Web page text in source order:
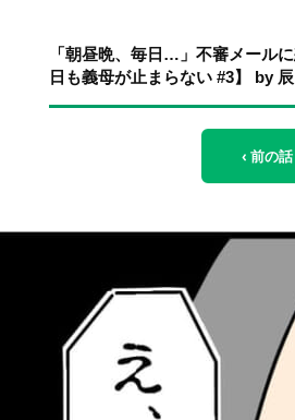
「朝昼晩、毎日…」不審メール
日も義母が止まらない #3】 by
‹ 前の話